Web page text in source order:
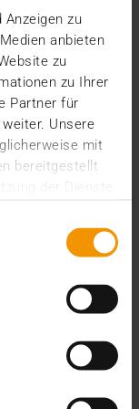
Anzeigen zu
anbieten
zu
zu Ihrer
Partner für
Unsere
mit
bereitgestellt